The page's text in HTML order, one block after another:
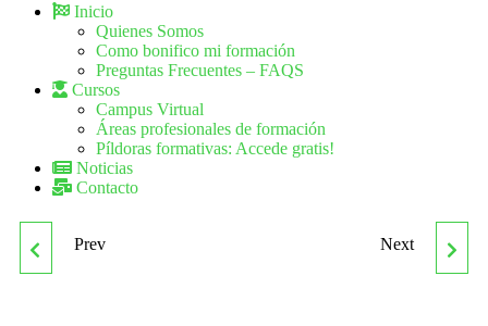
Inicio
Quienes Somos
Como bonifico mi formación
Preguntas Frecuentes – FAQS
Cursos
Campus Virtual
Áreas profesionales de formación
Píldoras formativas: Accede gratis!
Noticias
Contacto
Prev Next